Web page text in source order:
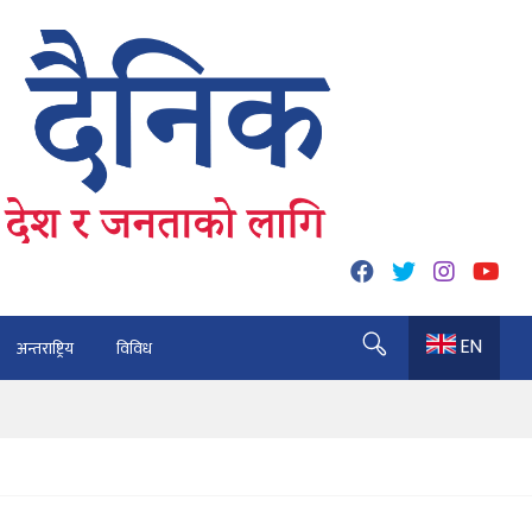
अन्तराष्ट्रिय विविध EN